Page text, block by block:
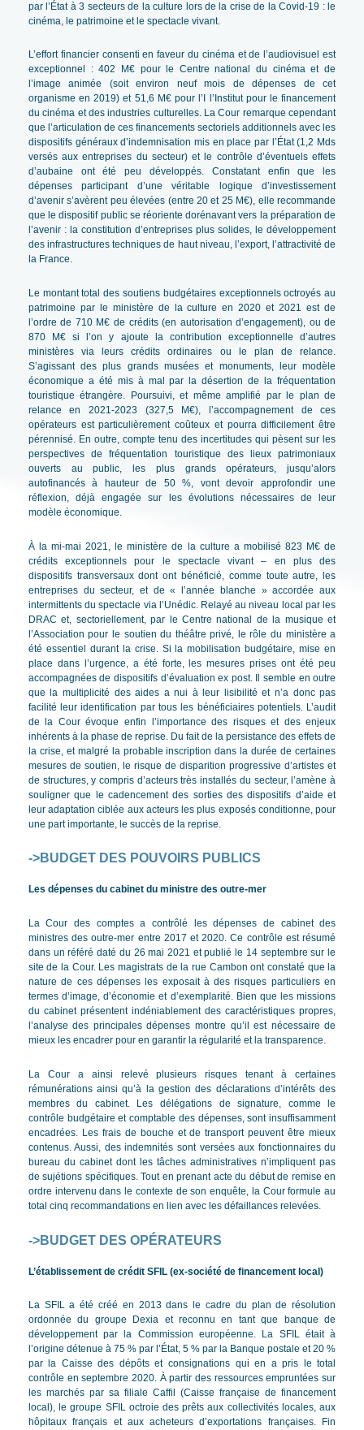
par l’État à 3 secteurs de la culture lors de la crise de la Covid-19 : le
cinéma, le patrimoine et le spectacle vivant.
L’effort financier consenti en faveur du cinéma et de l’audiovisuel est
exceptionnel : 402 M€ pour le Centre national du cinéma et de
l’image animée (soit environ neuf mois de dépenses de cet
organisme en 2019) et 51,6 M€ pour l’I l’Institut pour le financement
du cinéma et des industries culturelles. La Cour remarque cependant
que l’articulation de ces financements sectoriels additionnels avec les
dispositifs généraux d’indemnisation mis en place par l’État (1,2 Mds
versés aux entreprises du secteur) et le contrôle d’éventuels effets
d’aubaine ont été peu développés. Constatant enfin que les
dépenses participant d’une véritable logique d’investissement
d’avenir s’avèrent peu élevées (entre 20 et 25 M€), elle recommande
que le dispositif public se réoriente dorénavant vers la préparation de
l’avenir : la constitution d’entreprises plus solides, le développement
des infrastructures techniques de haut niveau, l’export, l’attractivité de
la France.
Le montant total des soutiens budgétaires exceptionnels octroyés au
patrimoine par le ministère de la culture en 2020 et 2021 est de
l’ordre de 710 M€ de crédits (en autorisation d’engagement), ou de
870 M€ si l’on y ajoute la contribution exceptionnelle d’autres
ministères via leurs crédits ordinaires ou le plan de relance.
S’agissant des plus grands musées et monuments, leur modèle
économique a été mis à mal par la désertion de la fréquentation
touristique étrangère. Poursuivi, et même amplifié par le plan de
relance en 2021-2023 (327,5 M€), l’accompagnement de ces
opérateurs est particulièrement coûteux et pourra difficilement être
pérennisé. En outre, compte tenu des incertitudes qui pèsent sur les
perspectives de fréquentation touristique des lieux patrimoniaux
ouverts au public, les plus grands opérateurs, jusqu’alors
autofinancés à hauteur de 50 %, vont devoir approfondir une
réflexion, déjà engagée sur les évolutions nécessaires de leur
modèle économique.
À la mi-mai 2021, le ministère de la culture a mobilisé 823 M€ de
crédits exceptionnels pour le spectacle vivant – en plus des
dispositifs transversaux dont ont bénéficié, comme toute autre, les
entreprises du secteur, et de « l’année blanche » accordée aux
intermittents du spectacle via l’Unédic. Relayé au niveau local par les
DRAC et, sectoriellement, par le Centre national de la musique et
l’Association pour le soutien du théâtre privé, le rôle du ministère a
été essentiel durant la crise. Si la mobilisation budgétaire, mise en
place dans l’urgence, a été forte, les mesures prises ont été peu
accompagnées de dispositifs d’évaluation ex post. Il semble en outre
que la multiplicité des aides a nui à leur lisibilité et n’a donc pas
facilité leur identification par tous les bénéficiaires potentiels. L’audit
de la Cour évoque enfin l’importance des risques et des enjeux
inhérents à la phase de reprise. Du fait de la persistance des effets de
la crise, et malgré la probable inscription dans la durée de certaines
mesures de soutien, le risque de disparition progressive d’artistes et
de structures, y compris d’acteurs très installés du secteur, l’amène à
souligner que le cadencement des sorties des dispositifs d’aide et
leur adaptation ciblée aux acteurs les plus exposés conditionne, pour
une part importante, le succès de la reprise.
->BUDGET DES POUVOIRS PUBLICS
Les dépenses du cabinet du ministre des outre-mer
La Cour des comptes a contrôlé les dépenses de cabinet des
ministres des outre-mer entre 2017 et 2020. Ce contrôle est résumé
dans un référé daté du 26 mai 2021 et publié le 14 septembre sur le
site de la Cour. Les magistrats de la rue Cambon ont constaté que la
nature de ces dépenses les exposait à des risques particuliers en
termes d’image, d’économie et d’exemplarité. Bien que les missions
du cabinet présentent indéniablement des caractéristiques propres,
l’analyse des principales dépenses montre qu’il est nécessaire de
mieux les encadrer pour en garantir la régularité et la transparence.
La Cour a ainsi relevé plusieurs risques tenant à certaines
rémunérations ainsi qu’à la gestion des déclarations d’intérêts des
membres du cabinet. Les délégations de signature, comme le
contrôle budgétaire et comptable des dépenses, sont insuffisamment
encadrées. Les frais de bouche et de transport peuvent être mieux
contenus. Aussi, des indemnités sont versées aux fonctionnaires du
bureau du cabinet dont les tâches administratives n’impliquent pas
de sujétions spécifiques. Tout en prenant acte du début de remise en
ordre intervenu dans le contexte de son enquête, la Cour formule au
total cinq recommandations en lien avec les défaillances relevées.
->BUDGET DES OPÉRATEURS
L’établissement de crédit SFIL (ex-société de financement local)
La SFIL a été créé en 2013 dans le cadre du plan de résolution
ordonnée du groupe Dexia et reconnu en tant que banque de
développement par la Commission européenne. La SFIL était à
l’origine détenue à 75 % par l’État, 5 % par la Banque postale et 20 %
par la Caisse des dépôts et consignations qui en a pris le total
contrôle en septembre 2020. À partir des ressources empruntées sur
les marchés par sa filiale Caffil (Caisse française de financement
local), le groupe SFIL octroie des prêts aux collectivités locales, aux
hôpitaux français et aux acheteurs d’exportations françaises. Fin